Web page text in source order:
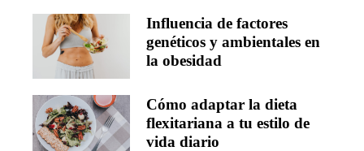
Influencia de factores
genéticos y ambientales en
la obesidad
Cómo adaptar la dieta
flexitariana a tu estilo de
vida diario